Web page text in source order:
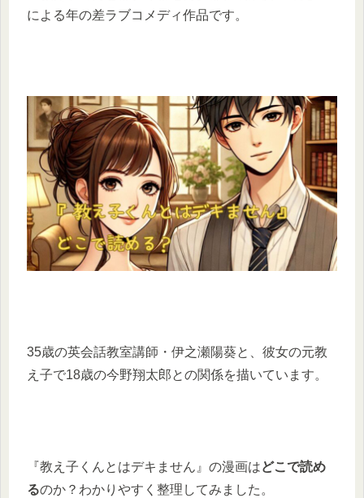
による年の差ラブコメディ作品です。
35歳の英会話教室講師・伊之瀬陽葵と、彼女の元教
え子で18歳の今野翔太郎との関係を描いています。
『教え子くんとはデキません』の漫画はどこで読め
るのか？わかりやすく整理してみました。